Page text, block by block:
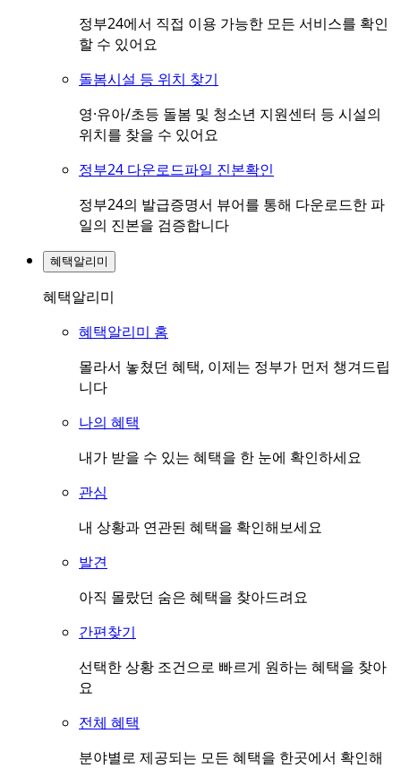
정부24에서 직접 이용 가능한 모든 서비스를 확인
할 수 있어요
돌봄시설 등 위치 찾기
영·유아/초등 돌봄 및 청소년 지원센터 등 시설의
위치를 찾을 수 있어요
정부24 다운로드파일 진본확인
정부24의 발급증명서 뷰어를 통해 다운로드한 파
일의 진본을 검증합니다
혜택알리미
혜택알리미
혜택알리미 홈
몰라서 놓쳤던 혜택, 이제는 정부가 먼저 챙겨드립
니다
나의 혜택
내가 받을 수 있는 혜택을 한 눈에 확인하세요
관심
내 상황과 연관된 혜택을 확인해보세요
발견
아직 몰랐던 숨은 혜택을 찾아드려요
간편찾기
선택한 상황 조건으로 빠르게 원하는 혜택을 찾아
요
전체 혜택
분야별로 제공되는 모든 혜택을 한곳에서 확인해